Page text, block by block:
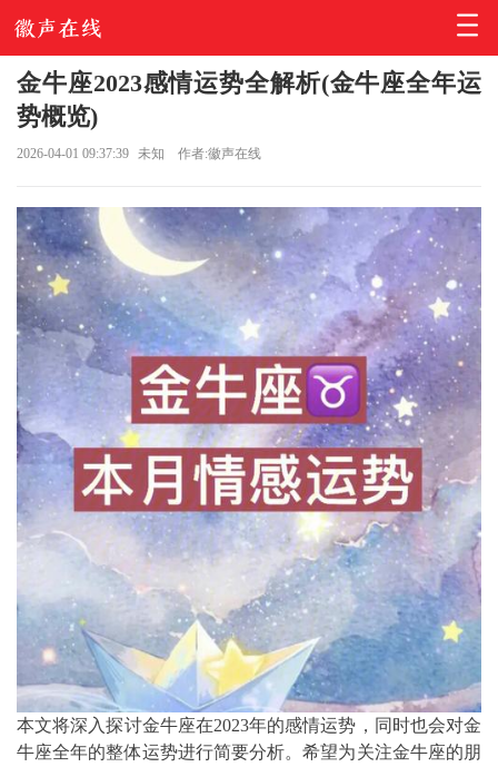
金牛座2023感情运势全解析(金牛座全年运
势概览)
2026-04-01 09:37:39 未知 作者:徽声在线
本文将深入探讨金牛座在2023年的感情运势，同时也会对金
牛座全年的整体运势进行简要分析。希望为关注金牛座的朋